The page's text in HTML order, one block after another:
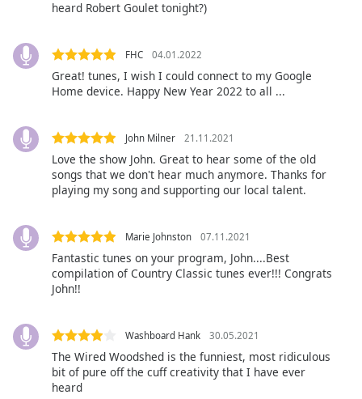
Reset
Dialog
End
heard Robert Goulet tonight?)
FHC 04.01.2022
Great! tunes, I wish I could connect to my Google
Home device. Happy New Year 2022 to all ...
John Milner 21.11.2021
Love the show John. Great to hear some of the old
songs that we don't hear much anymore. Thanks for
playing my song and supporting our local talent.
Marie Johnston 07.11.2021
Fantastic tunes on your program, John....Best
compilation of Country Classic tunes ever!!! Congrats
John!!
Washboard Hank 30.05.2021
The Wired Woodshed is the funniest, most ridiculous
bit of pure off the cuff creativity that I have ever
heard